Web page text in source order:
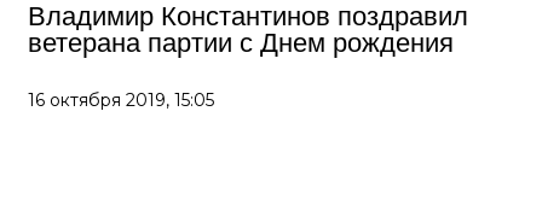
Владимир Константинов поздравил
ветерана партии с Днем рождения
16 октября 2019, 15:05